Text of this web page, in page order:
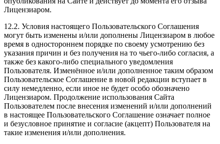
Лицензиаром.
12.2. Условия настоящего Пользовательского Соглашения
могут быть изменены и/или дополнены Лицензиаром в любое
время в одностороннем порядке по своему усмотрению без
указания причин и без получения на то чьего-либо согласия, а
также без какого-либо специального уведомления
Пользователя. Изменённое и/или дополненное таким образом
Пользовательское Соглашение в новой редакции вступает в
силу немедленно, если иное не будет особо обозначено
Лицензиаром. Продолжение использования Сайта
Пользователем после внесения изменений и/или дополнений
в настоящее Пользовательского Соглашение означает полное
и безусловное принятие и согласие (акцепт) Пользователя на
такие изменения и/или дополнения.